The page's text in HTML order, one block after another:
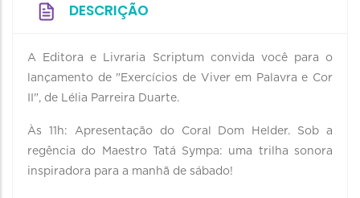
DESCRIÇÃO
A Editora e Livraria Scriptum convida você para o
lançamento de "Exercícios de Viver em Palavra e Cor
II", de Lélia Parreira Duarte.
Às 11h: Apresentação do Coral Dom Helder. Sob a
regência do Maestro Tatá Sympa: uma trilha sonora
inspiradora para a manhã de sábado!